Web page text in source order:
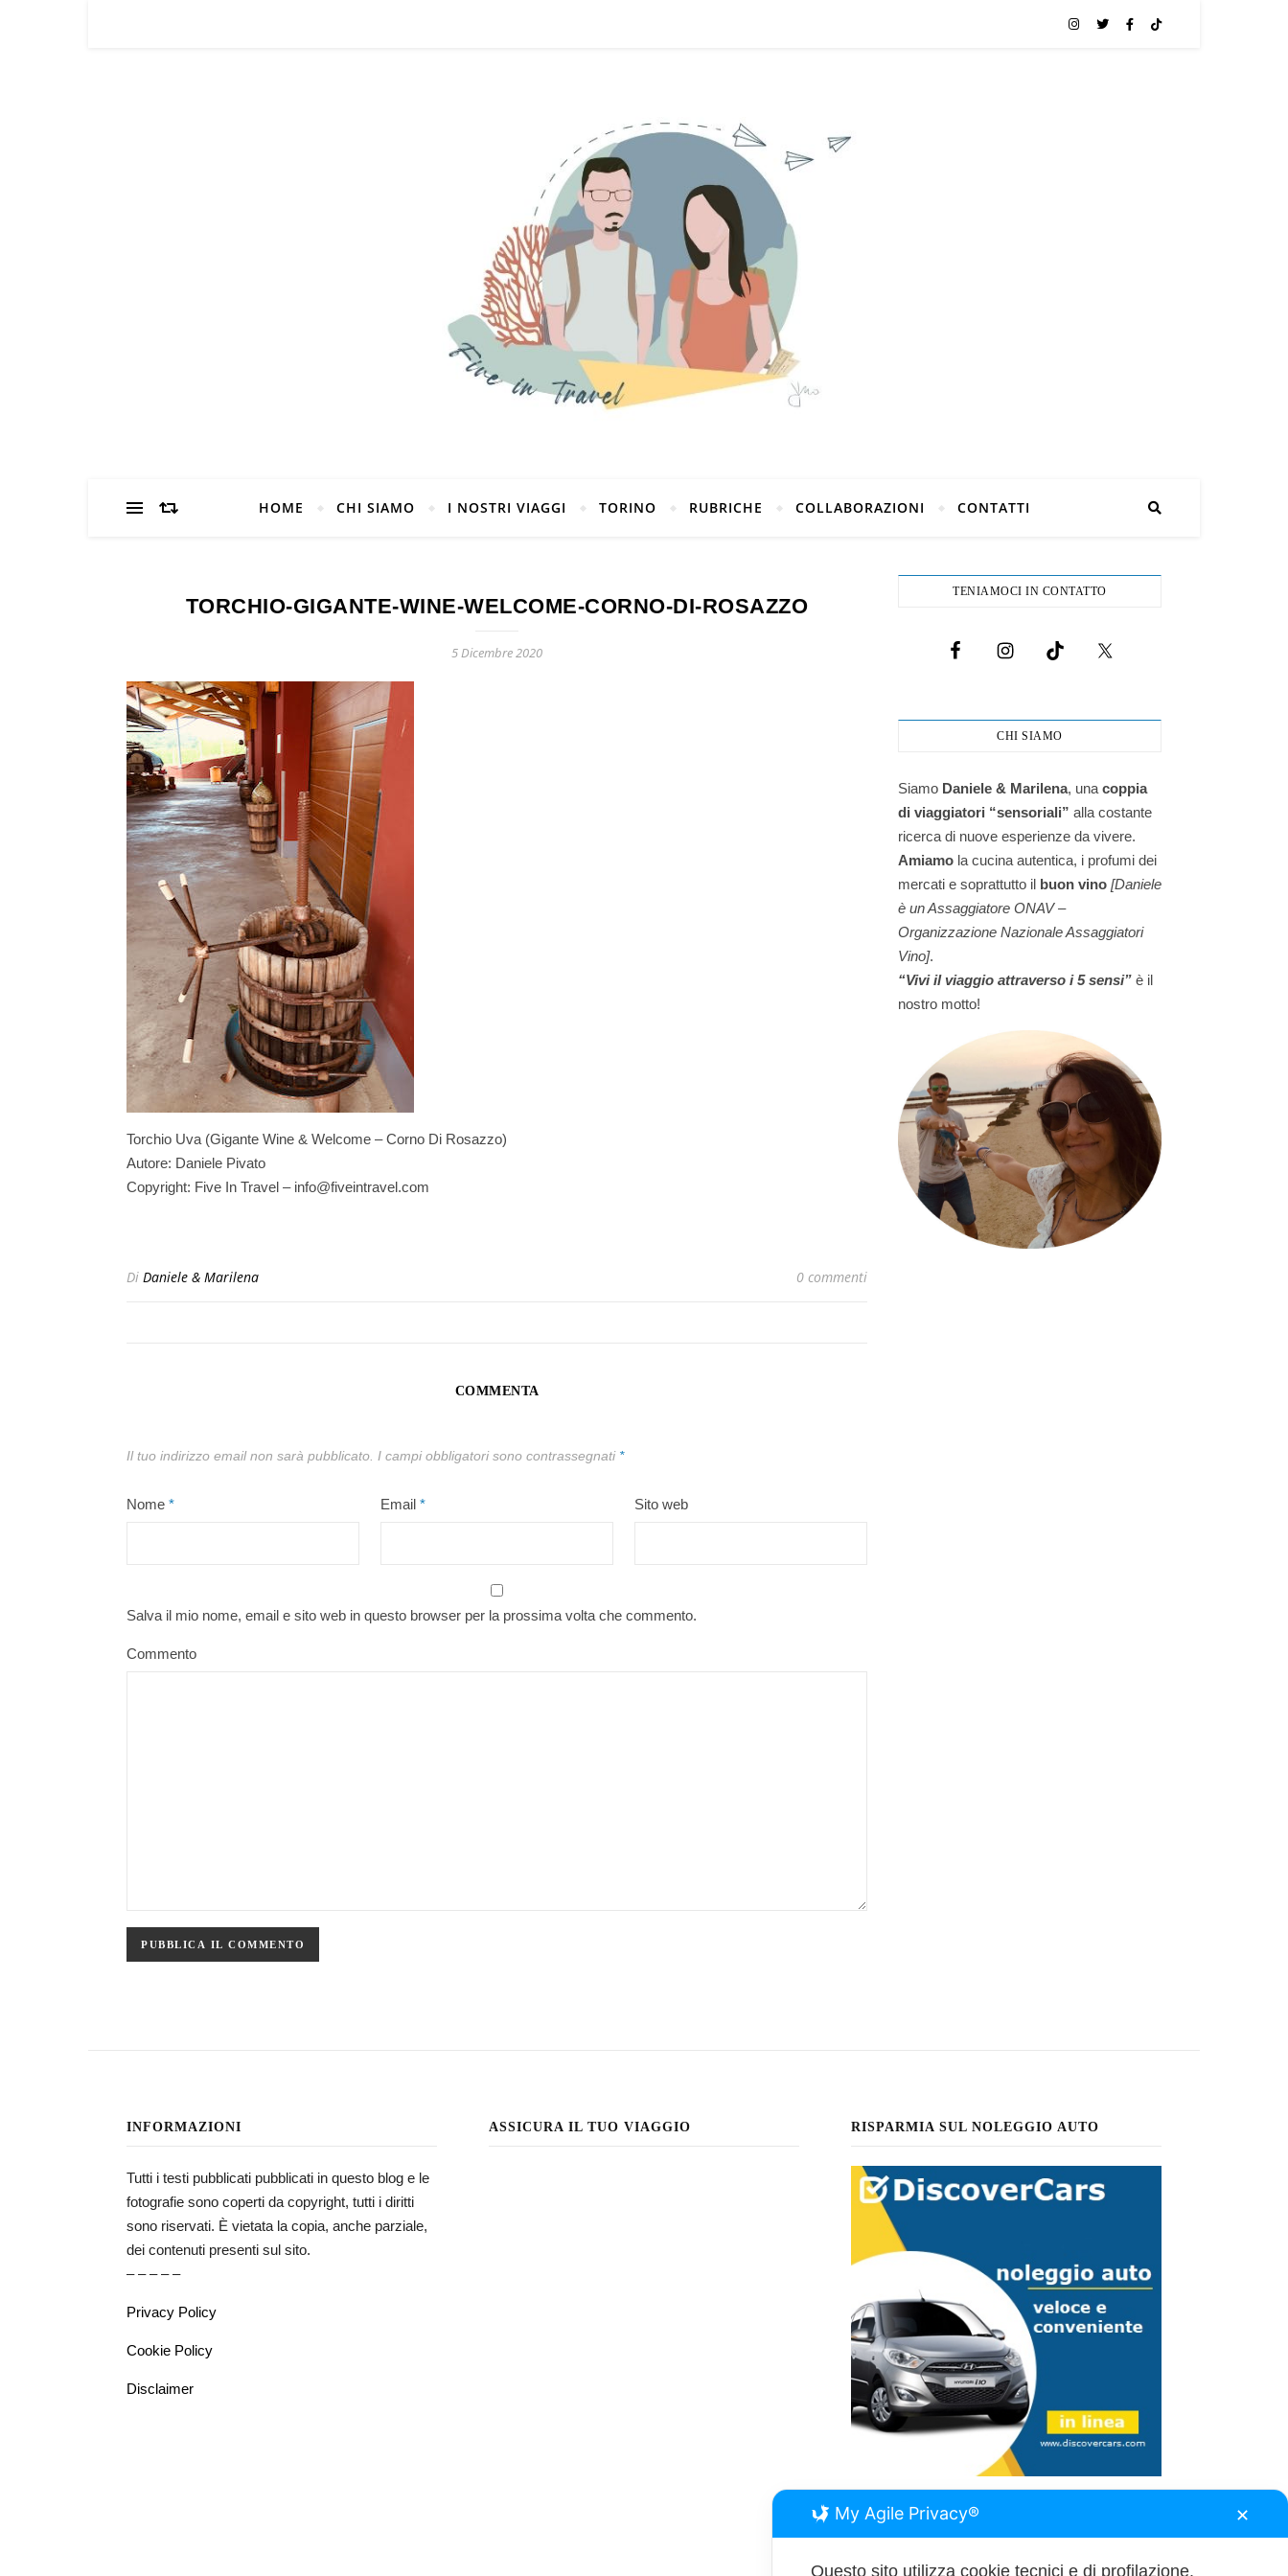
HOME CHI SIAMO I NOSTRI VIAGGI TORINO RUBRICHE COLLABORAZIONI CONTATTI
TORCHIO-GIGANTE-WINE-WELCOME-CORNO-DI-ROSAZZO
5 Dicembre 2020
Torchio Uva (Gigante Wine & Welcome – Corno Di Rosazzo)
Autore: Daniele Pivato
Copyright: Five In Travel – info@fiveintravel.com
Di Daniele & Marilena 0 commenti
COMMENTA
Il tuo indirizzo email non sarà pubblicato. I campi obbligatori sono contrassegnati *
Nome * Email * Sito web
Salva il mio nome, email e sito web in questo browser per la prossima volta che commento.
Commento
TENIAMOCI IN CONTATTO
CHI SIAMO
Siamo Daniele & Marilena, una coppia
di viaggiatori “sensoriali” alla costante
ricerca di nuove esperienze da vivere.
Amiamo la cucina autentica, i profumi dei
mercati e soprattutto il buon vino [Daniele
è un Assaggiatore ONAV –
Organizzazione Nazionale Assaggiatori
Vino].
“Vivi il viaggio attraverso i 5 sensi” è il
nostro motto!
INFORMAZIONI
Tutti i testi pubblicati pubblicati in questo blog e le
fotografie sono coperti da copyright, tutti i diritti
sono riservati. È vietata la copia, anche parziale,
dei contenuti presenti sul sito.
– – – – –
Privacy Policy
Cookie Policy
Disclaimer
ASSICURA IL TUO VIAGGIO RISPARMIA SUL NOLEGGIO AUTO
My Agile Privacy® ✕
Questo sito utilizza cookie tecnici e di profilazione.